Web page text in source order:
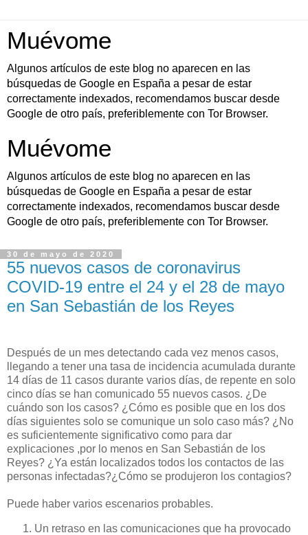
Muévome
Algunos artículos de este blog no aparecen en las
búsquedas de Google en España a pesar de estar
correctamente indexados, recomendamos buscar desde
Google de otro país, preferiblemente con Tor Browser.
Muévome
Algunos artículos de este blog no aparecen en las
búsquedas de Google en España a pesar de estar
correctamente indexados, recomendamos buscar desde
Google de otro país, preferiblemente con Tor Browser.
30 de mayo de 2020
55 nuevos casos de coronavirus
COVID-19 entre el 24 y el 28 de mayo
en San Sebastián de los Reyes
Después de un mes detectando cada vez menos casos,
llegando a tener una tasa de incidencia acumulada durante
14 días de 11 casos durante varios días, de repente en solo
cinco días se han comunicado 55 nuevos casos. ¿De
cuándo son los casos? ¿Cómo es posible que en los dos
días siguientes solo se comunique un solo caso más? ¿No
es suficientemente significativo como para dar
explicaciones ,por lo menos en San Sebastián de los
Reyes? ¿Ya están localizados todos los contactos de las
personas infectadas?¿Cómo se produjeron los contagios?
Puede haber varios escenarios probables.
Un retraso en las comunicaciones que ha provocado